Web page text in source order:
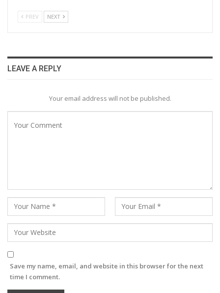
PREV NEXT
LEAVE A REPLY
Your email address will not be published.
Save my name, email, and website in this browser for the next
time I comment.